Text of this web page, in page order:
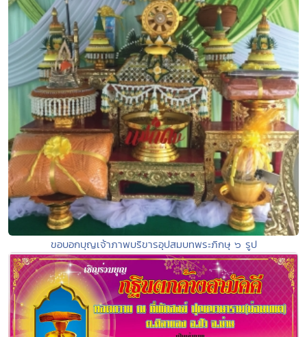
ขอบอกบุญเจ้าภาพบริขารอุปสมบทพระภิกษุ ๖ รูป